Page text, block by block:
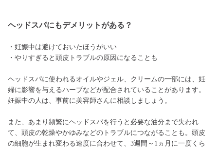
ヘッドスパにもデメリットがある？
・妊娠中は避けておいたほうがいい
・やりすぎると頭皮トラブルの原因になることも
ヘッドスパに使われるオイルやジェル、クリームの一部には、妊
婦に影響を与えるハーブなどが配合されていることがあります。
妊娠中の人は、事前に美容師さんに相談しましょう。
また、あまり頻繁にヘッドスパを行うと必要な油分まで失われ
て、頭皮の乾燥やかゆみなどのトラブルにつながることも。頭皮
の細胞が生まれ変わる速度に合わせて、3週間～1ヵ月に一度くら